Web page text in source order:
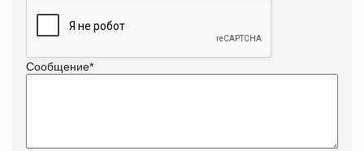
Сообщение*